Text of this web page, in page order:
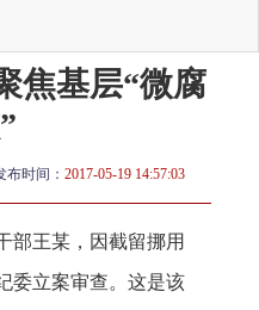
焦基层“微腐
布时间： 2017-05-19 14:57:03
王某，因截留挪用
委立案审查。这是该